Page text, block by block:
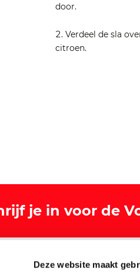
Deze website maakt
door.
Verdeel de sla
citroen.
je in voor de